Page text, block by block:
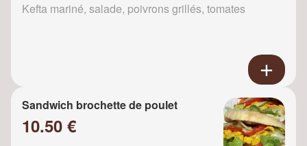
Kefta mariné, salade, poivrons grillés, tomates
Sandwich brochette de poulet
10.50 €